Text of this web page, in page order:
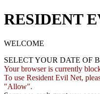
RESIDENT
WELCOME
SELECT YOUR DATE OF
Your browser is currently
To use Resident Evil Net,
"Allow".